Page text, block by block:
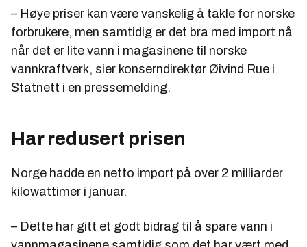
– Høye priser kan være vanskelig å takle for norske
forbrukere, men samtidig er det bra med import nå
når det er lite vann i magasinene til norske
vannkraftverk, sier konserndirektør Øivind Rue i
Statnett i en pressemelding.
Har redusert prisen
Norge hadde en netto import på over 2 milliarder
kilowattimer i januar.
– Dette har gitt et godt bidrag til å spare vann i